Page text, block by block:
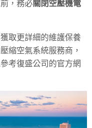
，務必關閉空壓機電
取更詳細的維護保養
縮空氣系統服務商，
考復盛公司的官方網